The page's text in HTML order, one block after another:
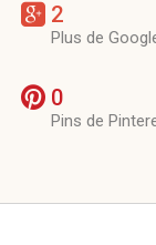
2
Plus de
0
Pins de